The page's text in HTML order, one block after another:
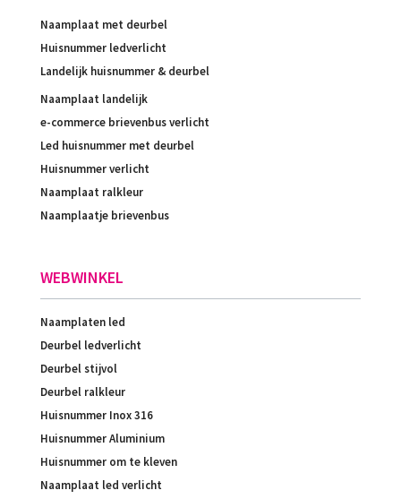
Naamplaat met deurbel
Huisnummer ledverlicht
Landelijk huisnummer & deurbel
Naamplaat landelijk
e-commerce brievenbus verlicht
Led huisnummer met deurbel
Huisnummer verlicht
Naamplaat ralkleur
Naamplaatje brievenbus
WEBWINKEL
Naamplaten led
Deurbel ledverlicht
Deurbel stijvol
Deurbel ralkleur
Huisnummer Inox 316
Huisnummer Aluminium
Huisnummer om te kleven
Naamplaat led verlicht